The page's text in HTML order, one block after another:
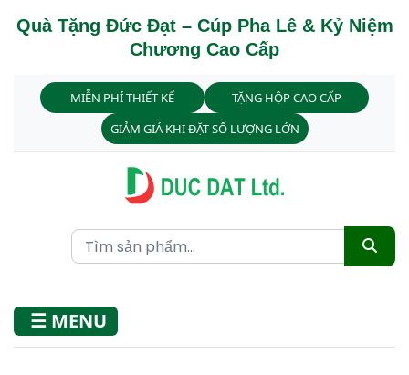
Quà Tặng Đức Đạt – Cúp Pha Lê & Kỷ Niệm
Chương Cao Cấp
MIỄN PHÍ THIẾT KẾ
TẶNG HỘP CAO CẤP
GIẢM GIÁ KHI ĐẶT SỐ LƯỢNG LỚN
☰ MENU